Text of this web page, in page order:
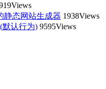
静态网站生成器 1938Views
默认行为) 9595Views